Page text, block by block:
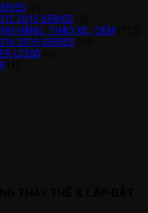
2015 SERIES
HÃNG , THÁO XE , OEM
2019 SERIES
LC200